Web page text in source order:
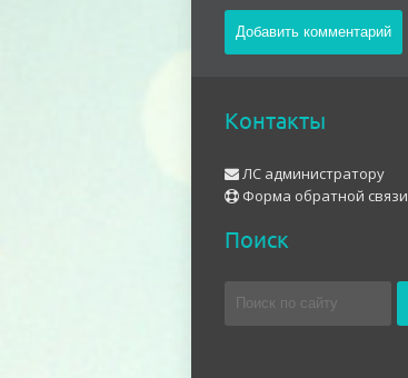
Контакты
ЛС администратору
Форма обратной связи
Поиск